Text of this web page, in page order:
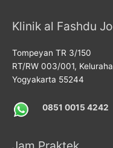
Klinik al Fashdu
Tompeyan TR 3/150
RT/RW 003/001,
Yogyakarta 55244
0851 0015 4242